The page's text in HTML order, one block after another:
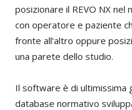
posizionare il REVO NX
con operatore e paziente
fronte all’altro oppure
una parete dello studio.
Il software è di ultimissima
database normativo